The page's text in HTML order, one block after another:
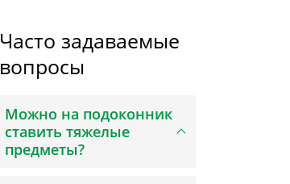
Часто задаваемые
вопросы
Можно на подоконник
ставить тяжелые
предметы?